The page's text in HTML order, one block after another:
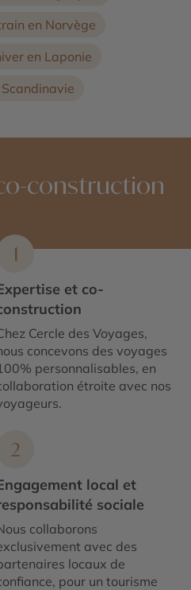
en Norvège
en Laponie
construction
1
et co-
Cercle des Voyages,
concevons des voyages
personnalisables, en
étroite avec nos
2
local et
sociale
collaborons
avec des
locaux de
pour un tourisme